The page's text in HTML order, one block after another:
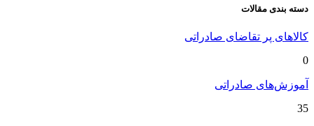
دسته بندی مقالات
کالاهای پر تقاضای صادراتی
0
آموزش‌های صادراتی
35